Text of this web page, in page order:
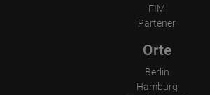
FIM
Partener
Orte
Berlin
Hamburg